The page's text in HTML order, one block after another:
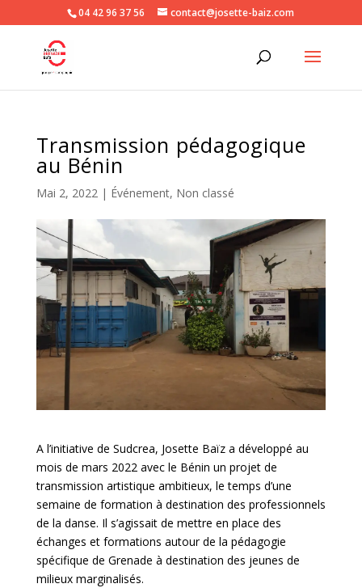
04 42 96 37 56 contact@josette-baiz.com
Transmission pédagogique
au Bénin
Mai 2, 2022| Événement, Non classé
A l’initiative de Sudcrea, Josette Baïz a développé au
mois de mars 2022 avec le Bénin un projet de
transmission artistique ambitieux, le temps d’une
semaine de formation à destination des professionnels
de la danse. Il s’agissait de mettre en place des
échanges et formations autour de la pédagogie
spécifique de Grenade à destination des jeunes de
milieux marginalisés.